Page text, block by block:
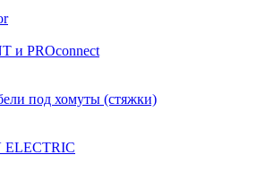
и PROconnect
под хомуты (стяжки)
ELECTRIC